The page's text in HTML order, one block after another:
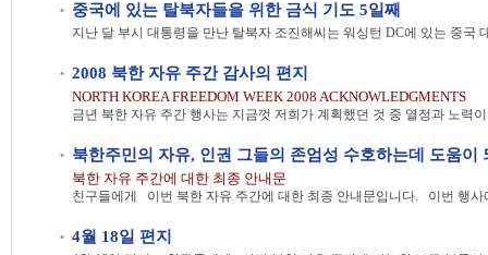
중국에 있는 탈북자들을 위한 금식 기도 5일째
2008 북한 자유 주간 감사의 편지
NORTH KOREA FREEDOM WEEK 2008 ACKNOWLEDGMENTS
북한주민의 자유, 인권 그들의 존엄성 수호하는데 도움이
북한 자유 주간에 대한 최종 안내문
4월 18일 편지